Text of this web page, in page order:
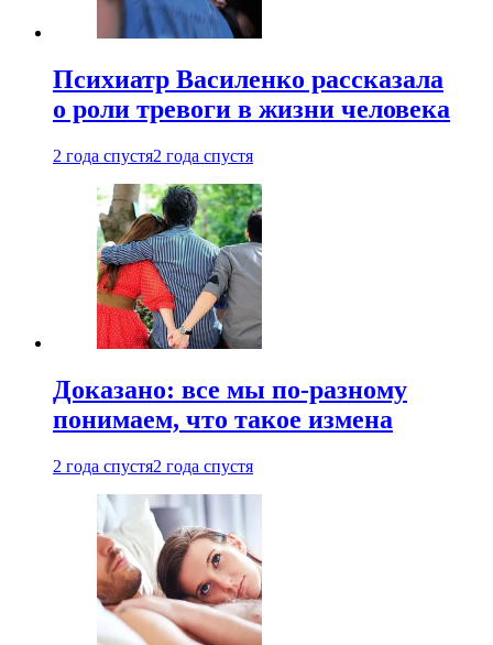
Психиатр Василенко рассказала
о роли тревоги в жизни человека
2 года спустя2 года спустя
Доказано: все мы по-разному
понимаем, что такое измена
2 года спустя2 года спустя